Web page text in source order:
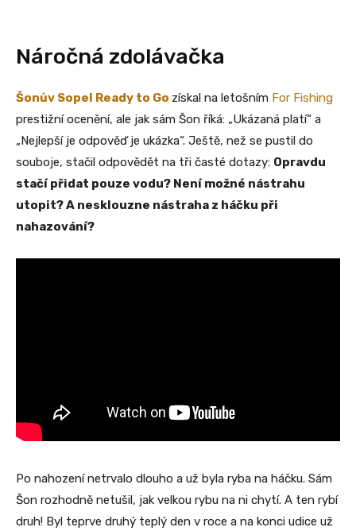
Náročná zdolávačka
Šonův Sopel Ready to Go získal na letošním For Fishing
prestižní ocenění, ale jak sám Šon říká: „Ukázaná platí“ a
„Nejlepší je odpověď je ukázka“. Ještě, než se pustil do
souboje, stačil odpovědět na tři časté dotazy: Opravdu
stačí přidat pouze vodu? Není možné nástrahu
utopit? A nesklouzne nástraha z háčku při
nahazování?
Po nahození netrvalo dlouho a už byla ryba na háčku. Sám
Šon rozhodně netušil, jak velkou rybu na ni chytí. A ten rybí
druh! Byl teprve druhý teplý den v roce a na konci udice už